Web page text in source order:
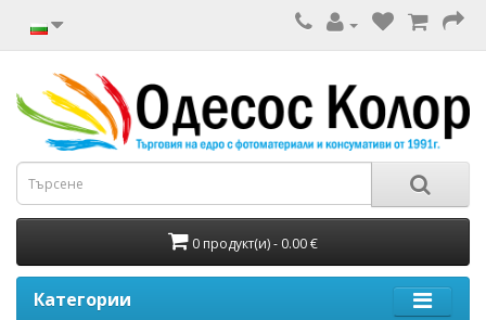
0 продукт(и) - 0.00 €
Категории